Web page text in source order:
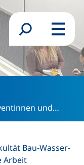
Inhalt
Suchformular
Menü
und…
Bau-Wasser-
Arbeit